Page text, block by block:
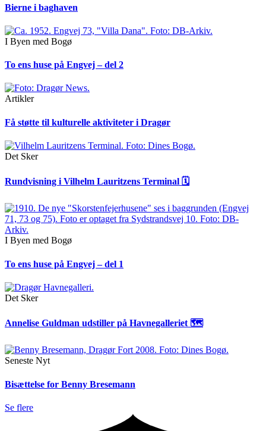
Bierne i baghaven
I Byen med Bogø
To ens huse på Engvej – del 2
Artikler
Få støtte til kulturelle aktiviteter i Dragør
Det Sker
Rundvisning i Vilhelm Lauritzens Terminal 🗓
I Byen med Bogø
To ens huse på Engvej – del 1
Det Sker
Annelise Guldman udstiller på Havnegalleriet 🗺
Seneste Nyt
Bisættelse for Benny Bresemann
Se flere